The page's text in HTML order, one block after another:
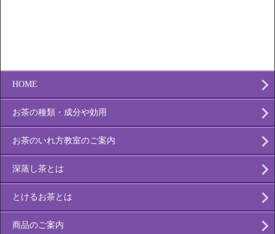
HOME
お茶の種類・成分や効用
お茶のいれ方教室のご案内
深蒸し茶とは
とけるお茶とは
商品のご案内